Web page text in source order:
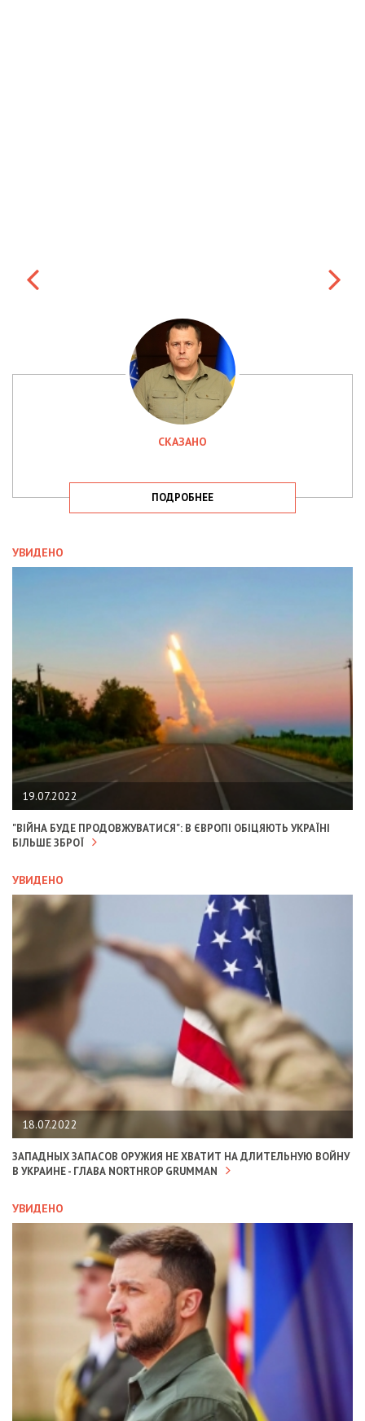
СКАЗАНО
ПОДРОБНЕЕ
УВИДЕНО
19.07.2022
"ВІЙНА БУДЕ ПРОДОВЖУВАТИСЯ": В ЄВРОПІ ОБІЦЯЮТЬ УКРАЇНІ
БІЛЬШЕ ЗБРОЇ
УВИДЕНО
18.07.2022
ЗАПАДНЫХ ЗАПАСОВ ОРУЖИЯ НЕ ХВАТИТ НА ДЛИТЕЛЬНУЮ ВОЙНУ
В УКРАИНЕ - ГЛАВА NORTHROP GRUMMAN
УВИДЕНО